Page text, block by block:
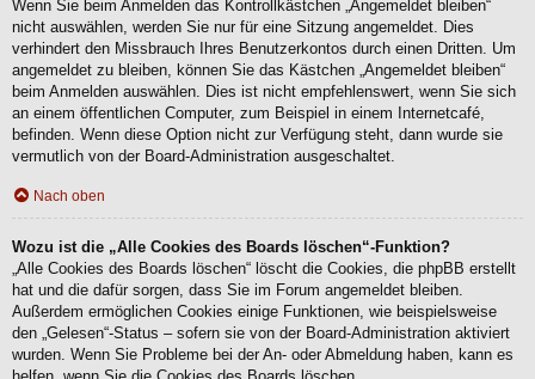
Wenn Sie beim Anmelden das Kontrollkästchen „Angemeldet bleiben“
nicht auswählen, werden Sie nur für eine Sitzung angemeldet. Dies
verhindert den Missbrauch Ihres Benutzerkontos durch einen Dritten. Um
angemeldet zu bleiben, können Sie das Kästchen „Angemeldet bleiben“
beim Anmelden auswählen. Dies ist nicht empfehlenswert, wenn Sie sich
an einem öffentlichen Computer, zum Beispiel in einem Internetcafé,
befinden. Wenn diese Option nicht zur Verfügung steht, dann wurde sie
vermutlich von der Board-Administration ausgeschaltet.
Nach oben
Wozu ist die „Alle Cookies des Boards löschen“-Funktion?
„Alle Cookies des Boards löschen“ löscht die Cookies, die phpBB erstellt
hat und die dafür sorgen, dass Sie im Forum angemeldet bleiben.
Außerdem ermöglichen Cookies einige Funktionen, wie beispielsweise
den „Gelesen“-Status – sofern sie von der Board-Administration aktiviert
wurden. Wenn Sie Probleme bei der An- oder Abmeldung haben, kann es